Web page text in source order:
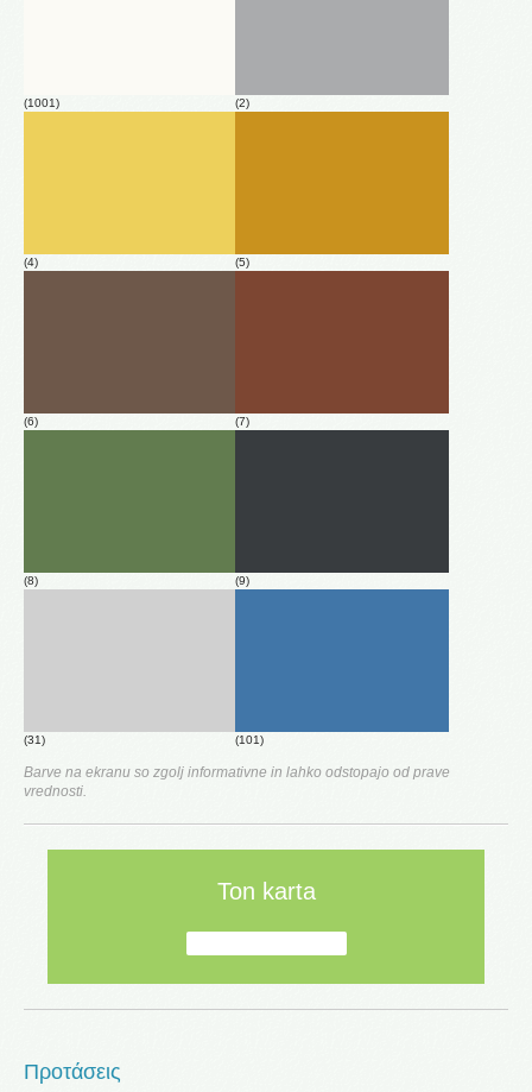
(1001) (2)
(4) (5)
(6) (7)
(8) (9)
(31) (101)
Barve na ekranu so zgolj informativne in lahko odstopajo od prave
vrednosti.
Ton karta
Προτάσεις